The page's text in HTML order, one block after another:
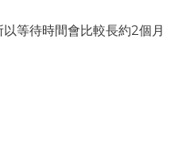
等待時間會比較長約2個月